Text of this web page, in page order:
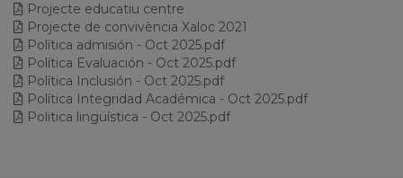
Projecte educatiu centre
Projecte de convivència Xaloc 2021
Política admisión - Oct 2025.pdf
Política Evaluación - Oct 2025.pdf
Política Inclusión - Oct 2025.pdf
Política Integridad Académica - Oct 2025.pdf
Politica lingüística - Oct 2025.pdf